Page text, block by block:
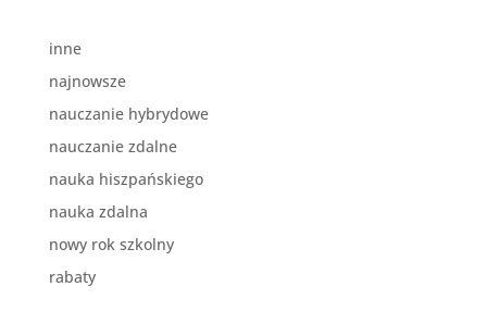
inne
najnowsze
nauczanie hybrydowe
nauczanie zdalne
nauka hiszpańskiego
nauka zdalna
nowy rok szkolny
rabaty